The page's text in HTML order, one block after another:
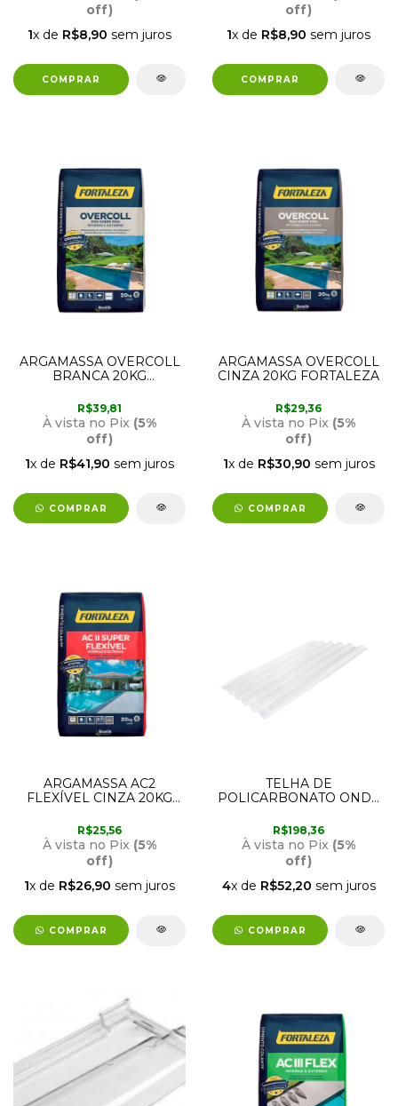
off)
1x de R$8,90 sem juros
off)
1x de R$8,90 sem juros
ARGAMASSA OVERCOLL
BRANCA 20KG
R$39,81
À vista no Pix (5%
off)
1x de R$41,90 sem juros
COMPRAR
ARGAMASSA OVERCOLL
CINZA 20KG FORTALEZA
R$29,36
À vista no Pix (5%
off)
1x de R$30,90 sem juros
COMPRAR
ARGAMASSA AC2
FLEXÍVEL CINZA 20KG
R$25,56
À vista no Pix (5%
off)
1x de R$26,90 sem juros
COMPRAR
TELHA DE
POLICARBONATO ONDA
CRISTAL 2,44M X 1,10M
CA2A0800L AJOVER
R$198,36
À vista no Pix (5%
off)
4x de R$52,20 sem juros
COMPRAR